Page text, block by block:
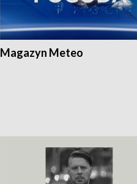
Magazyn Meteo